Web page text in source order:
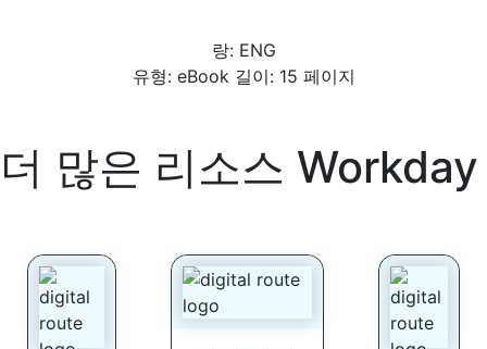
랑: ENG
유형: eBook 길이: 15 페이지
더 많은 리소스 Workday